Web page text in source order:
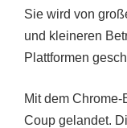
Sie wird von
und kleineren
Plattformen
Mit dem
Coup gelandet.